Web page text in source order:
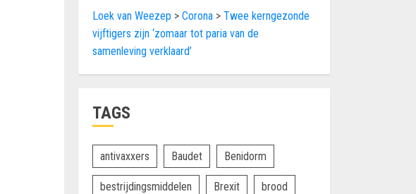
Loek van Weezep >Corona >Twee kerngezonde
vijftigers zijn ‘zomaar tot paria van de
samenleving verklaard’
TAGS
antivaxxers Baudet Benidorm
bestrijdingsmiddelen Brexit brood